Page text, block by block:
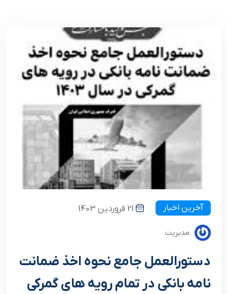
آخرین اخبار 21 فروردین 1403
مدیریت
دستورالعمل جامع نحوه اخذ ضمانت
نامه بانکی در تمام رویه های گمرکی